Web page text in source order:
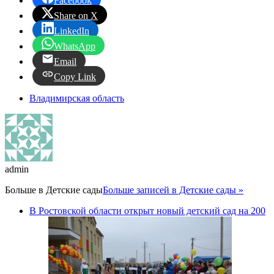
Share on X
LinkedIn
WhatsApp
Email
Copy Link
Владимирская область
admin
Больше в Детские садыБольше записей в Детские сады »
В Ростовской области открыт новый детский сад на 200